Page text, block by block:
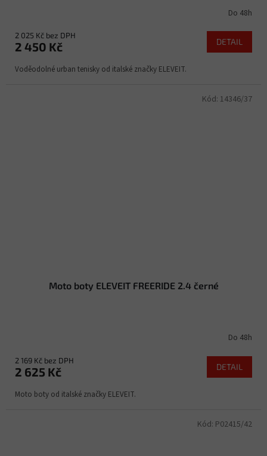
Do 48h
2 025 Kč bez DPH
2 450 Kč DETAIL
Voděodolné urban tenisky od italské značky ELEVEIT.
Moto boty ELEVEIT FREERIDE 2.4 černé
Do 48h
2 169 Kč bez DPH
2 625 Kč DETAIL
Moto boty od italské značky ELEVEIT.
Kód: 14346/37
Kód: P02415/42